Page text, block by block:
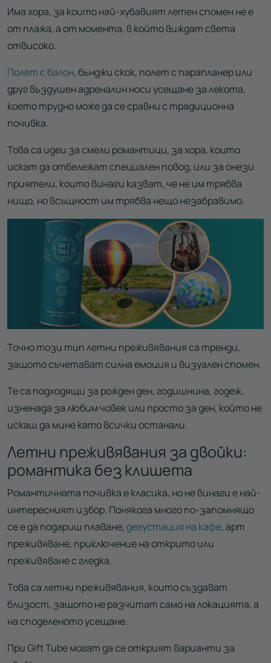
Има хора, за които най-хубавият летен спомен не е
от плажа, а от момента, в който виждат света
отвисоко.
Полет с балон, бънджи скок, полет с парапланер или
друг въздушен адреналин носи усещане за лекота,
което трудно може да се сравни с традиционна
почивка.
Това са идеи за смели романтици, за хора, които
искат да отбележат специален повод, или за онези
приятели, които винаги казват, че не им трябва
нищо, но всъщност им трябва нещо незабравимо.
Точно този тип летни преживявания са тренди,
защото съчетават силна емоция и визуален спомен.
Те са подходящи за рожден ден, годишнина, годеж,
изненада за любим човек или просто за ден, който не
искаш да мине като всички останали.
Летни преживявания за двойки:
романтика без клишета
Романтичната почивка е класика, но не винаги е най-
интересният избор. Понякога много по-запомнящо
се е да подариш плаване,дегустация на кафе, арт
преживяване, приключение на открито или
преживяване с гледка.
Това са летни преживявания, които създават
близост, защото не разчитат само на локацията, а
на споделеното усещане.
При Gift Tube могат да се открият варианти за